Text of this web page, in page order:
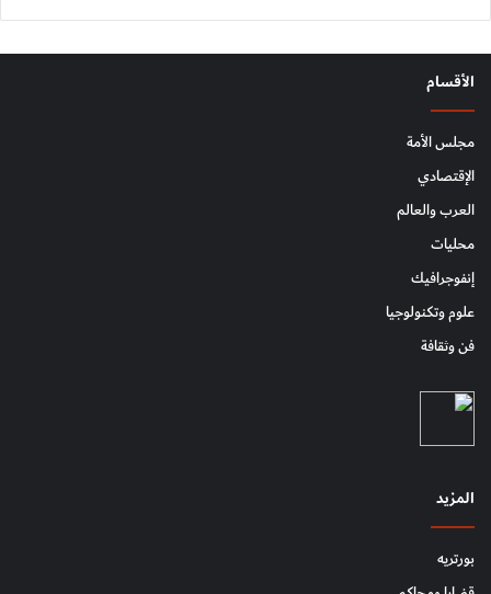
الأقسام
مجلس الأمة
الإقتصادي
العرب والعالم
محليات
إنفوجرافيك
علوم وتكنولوجيا
فن وثقافة
المزيد
بورتريه